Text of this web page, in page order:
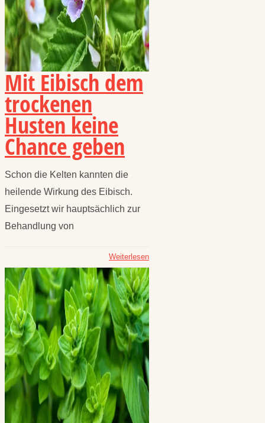
Mit Eibisch dem
trockenen
Husten keine
Chance geben
Schon die Kelten kannten die
heilende Wirkung des Eibisch.
Eingesetzt wir hauptsächlich zur
Behandlung von
Weiterlesen